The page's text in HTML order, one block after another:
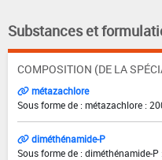
Substances et
COMPOSITION (DE LA
métazachlore
Sous forme de : métazachlore :
diméthénamide-P
Sous forme de : diméthénamide-P